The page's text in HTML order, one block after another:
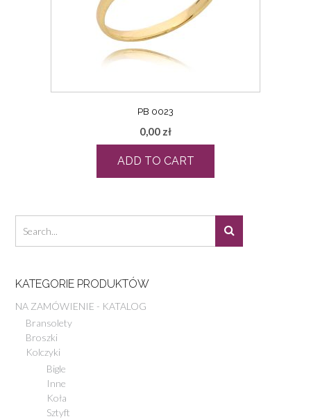
PB 0023
0,00 zł
ADD TO CART
KATEGORIE PRODUKTÓW
NA ZAMÓWIENIE - KATALOG
Bransolety
Broszki
Kolczyki
Bigle
Inne
Koła
Sztyft